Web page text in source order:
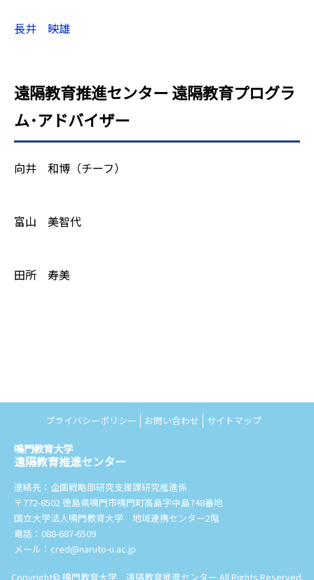
長井 映雄
遠隔教育推進センター 遠隔教育プログラ
ム･アドバイザー
向井 和博（チーフ）
富山 美智代
田所 寿美
プライバシーポリシー お問い合わせ サイトマップ
鳴門教育大学
遠隔教育推進センター
連絡先：企画戦略部研究支援課研究推進係
〒772-8502 徳島県鳴門市鳴門町高島字中島748番地
国立大学法人鳴門教育大学 地域連携センター2階
電話：088-687-6509
メール：cred@naruto-u.ac.jp
Copyright© 鳴門教育大学 遠隔教育推進センター All Rights Reserved.